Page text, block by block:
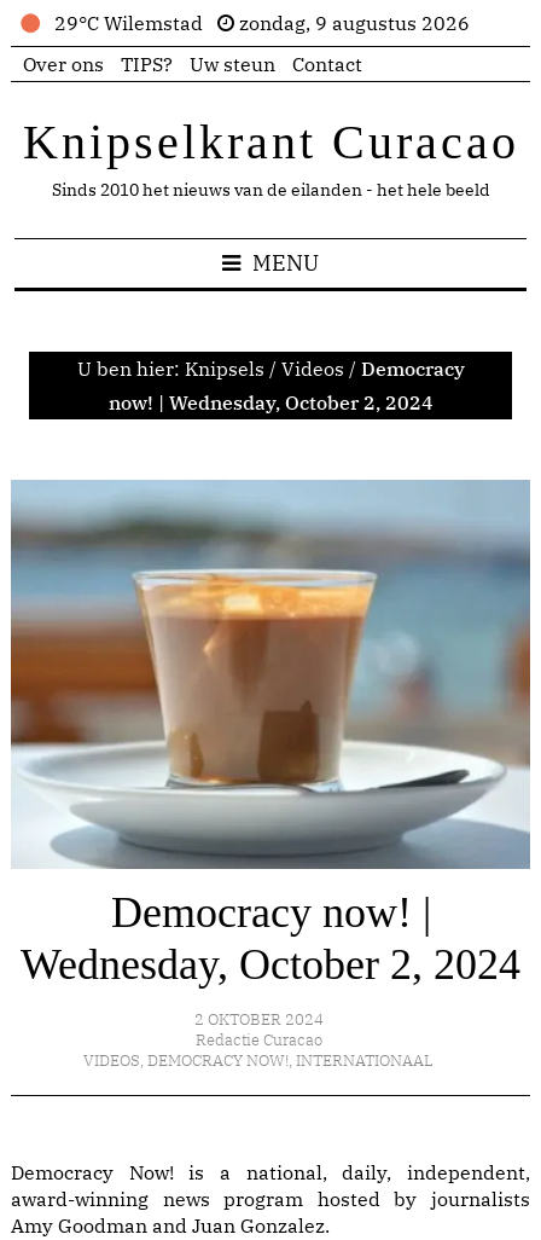
29°C Wilemstad
zondag, 9 augustus 2026
Over ons
TIPS? Uw steun Contact
Knipselkrant Curacao
Sinds 2010 het nieuws van de eilanden - het hele beeld
MENU
U ben hier: Knipsels / Videos / Democracy
now! | Wednesday, October 2, 2024
Democracy now! |
Wednesday, October 2, 2024
2 OKTOBER 2024
Redactie Curacao
VIDEOS, DEMOCRACY NOW!, INTERNATIONAAL
Democracy Now! is a national, daily, independent,
award-winning news program hosted by journalists
Amy Goodman and Juan Gonzalez.